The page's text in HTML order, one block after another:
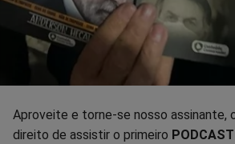
Aproveite e torne-se nosso assinante,
direito de assistir o primeiro PODCAST